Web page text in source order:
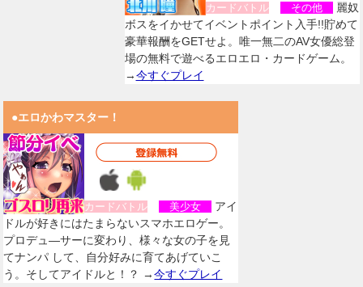
カードバトル その他
麗奴
ボスをイかせてイベントポイント入手!!貯めて
豪華報酬をGETせよ。唯一無二のAV女優総登
場の無料で遊べるエロエロ・カードゲーム。
→今すぐプレイ
●エロかわマスター！
カードバトル 美少女
アイ
ドルが好きにはたまらないスマホエロゲー。
プロデュ―サーに変わり、様々な女の子を見
てナンパ して、自分好みに育てあげていこ
う。そしてアイドルと！？ →今すぐプレイ